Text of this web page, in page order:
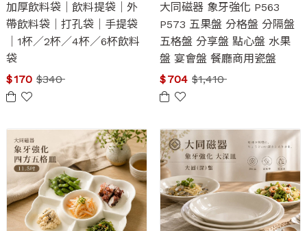
加厚飲料袋｜飲料提袋｜外
帶飲料袋｜打孔袋｜手提袋
｜1杯／2杯／4杯／6杯飲料
袋
$340
$170
大同磁器 象牙強化 P563
P573 五果盤 分格盤 分隔盤
五格盤 分享盤 點心盤 水果
盤 宴會盤 餐廳商用瓷盤
$1,410
$704